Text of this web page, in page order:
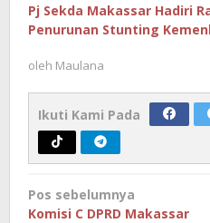
Pj Sekda Makassar Hadiri
Penurunan Stunting
oleh Maulana
Ikuti Kami Pada
Navigasi
Pos sebelumnya
Komisi C DPRD Makassar